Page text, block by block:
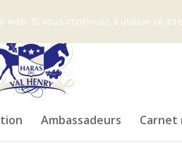
Ambassadeurs Carnet
Si vous continuez à utiliser ce